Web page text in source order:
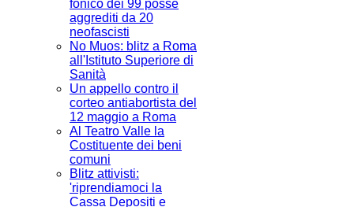
fonico dei 99 posse
aggrediti da 20
neofascisti
No Muos: blitz a Roma
all'Istituto Superiore di
Sanità
Un appello contro il
corteo antiabortista del
12 maggio a Roma
Al Teatro Valle la
Costituente dei beni
comuni
Blitz attivisti:
'riprendiamoci la
Cassa Depositi e